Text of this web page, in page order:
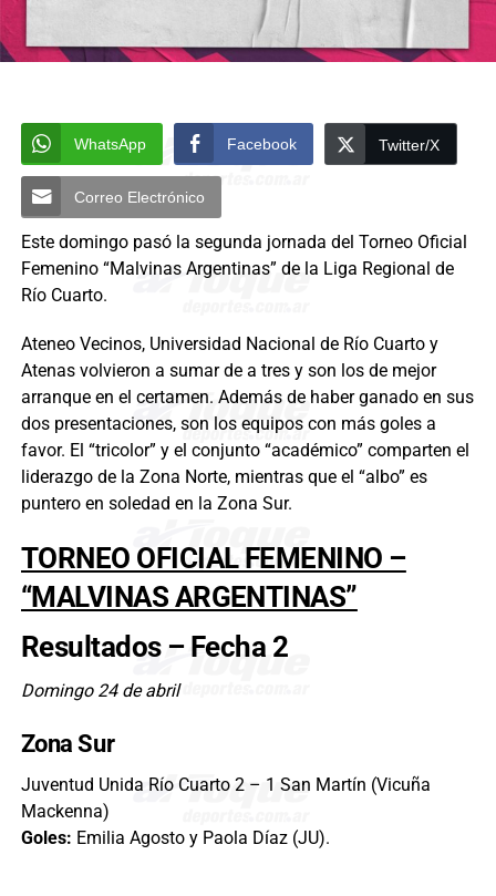
WhatsApp Facebook Twitter/X
Correo Electrónico
Este domingo pasó la segunda jornada del Torneo Oficial
Femenino “Malvinas Argentinas” de la Liga Regional de
Río Cuarto.
Ateneo Vecinos, Universidad Nacional de Río Cuarto y
Atenas volvieron a sumar de a tres y son los de mejor
arranque en el certamen. Además de haber ganado en sus
dos presentaciones, son los equipos con más goles a
favor. El “tricolor” y el conjunto “académico” comparten el
liderazgo de la Zona Norte, mientras que el “albo” es
puntero en soledad en la Zona Sur.
TORNEO OFICIAL FEMENINO –
“MALVINAS ARGENTINAS”
Resultados – Fecha 2
Domingo 24 de abril
Zona Sur
Juventud Unida Río Cuarto 2 – 1 San Martín (Vicuña
Mackenna)
Goles: Emilia Agosto y Paola Díaz (JU).